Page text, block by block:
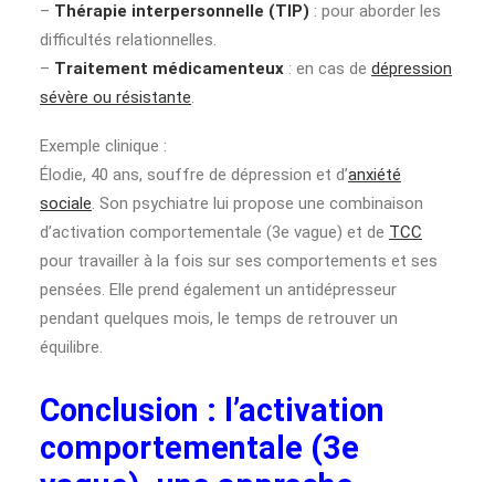
– Thérapie interpersonnelle (TIP) : pour aborder les
difficultés relationnelles.
– Traitement médicamenteux : en cas de dépression
sévère ou résistante.
Exemple clinique :
Élodie, 40 ans, souffre de dépression et d’anxiété
sociale. Son psychiatre lui propose une combinaison
d’activation comportementale (3e vague) et de TCC
pour travailler à la fois sur ses comportements et ses
pensées. Elle prend également un antidépresseur
pendant quelques mois, le temps de retrouver un
équilibre.
Conclusion : l’activation
comportementale (3e